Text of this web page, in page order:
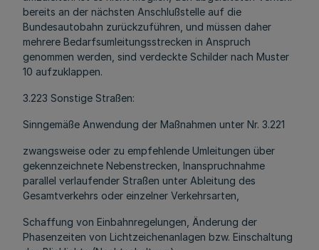
bereits an der nächsten Anschlußstelle auf die
Bundesautobahn zurückzuführen, und müssen daher
mehrere Bedarfsumleitungsstrecken in Anspruch
genommen werden, sind verdeckte Schilder nach Muster
10 aufzuklappen.
3.223 Sonstige Straßen:
Sinngemäße Anwendung der Maßnahmen unter Nr. 3.221
zwangsweise oder zu empfehlende Umleitungen über
gekennzeichnete Nebenstrecken, Inanspruchnahme
parallel verlaufender Straßen unter Ableitung des
Gesamtverkehrs oder einzelner Verkehrsarten,
Schaffung von Einbahnregelungen, Änderung der
Phasenzeiten von Lichtzeichenanlagen bzw. Einschaltung